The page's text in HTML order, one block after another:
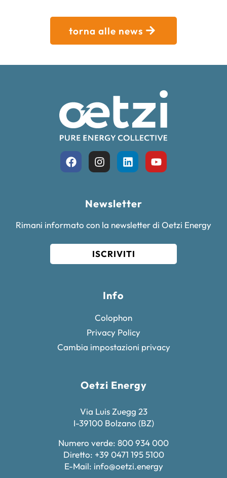
torna alle news
Newsletter
Rimani informato con la newsletter di Oetzi Energy
ISCRIVITI
Info
Colophon
Privacy Policy
Cambia impostazioni privacy
Oetzi Energy
Via Luis Zuegg 23
I-39100 Bolzano (BZ)
Numero verde: 800 934 000
Diretto: +39 0471 195 5100
E-Mail: info@oetzi.energy